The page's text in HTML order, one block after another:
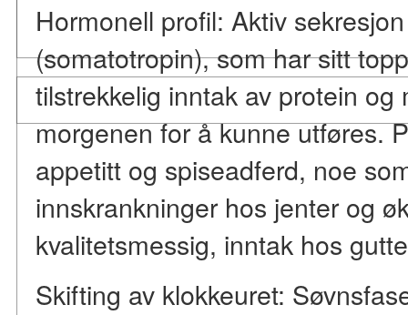
Hormonell profil: Aktiv
(somatotropin), som har sitt
tilstrekkelig inntak av protein
morgenen for å kunne utføres.
appetitt og spiseadferd, noe
innskrankninger hos jenter og
kvalitetsmessig, inntak hos
Skifting av klokkeuret: